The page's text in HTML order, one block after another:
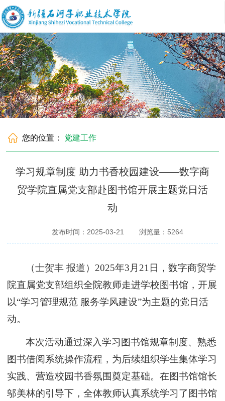
您的位置： 党建工作
学习规章制度 助力书香校园建设——数字商
贸学院直属党支部赴图书馆开展主题党日活
动
发布时间：2025-03-21 浏览量： 5264
（士贺丰 报道） 2025年3月21日，数字商贸学
院直属党支部组织全院教师走进学校图书馆，开展
以“学习管理规范 服务学风建设”为主题的党日活
动。
本次活动通过深入学习图书馆规章制度、熟悉
图书借阅系统操作流程，为后续组织学生集体学习
实践、营造校园书香氛围奠定基础。在图书馆馆长
邬美林的引导下，全体教师认真系统学习了图书馆